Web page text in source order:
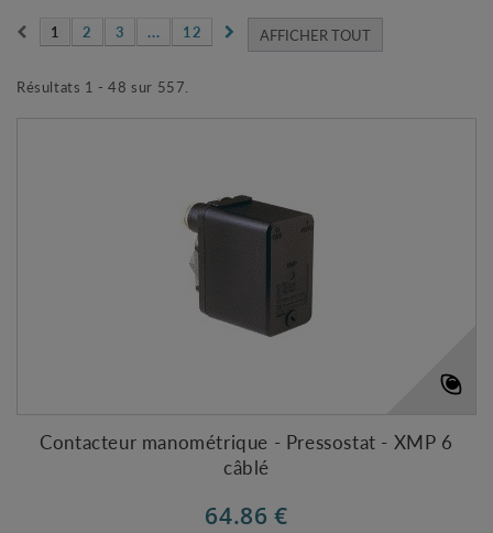
AFFICHER TOUT
1 2 3 ... 12
Résultats 1 - 48 sur 557.
Contacteur manométrique - Pressostat - XMP 6
câblé
64.86 €